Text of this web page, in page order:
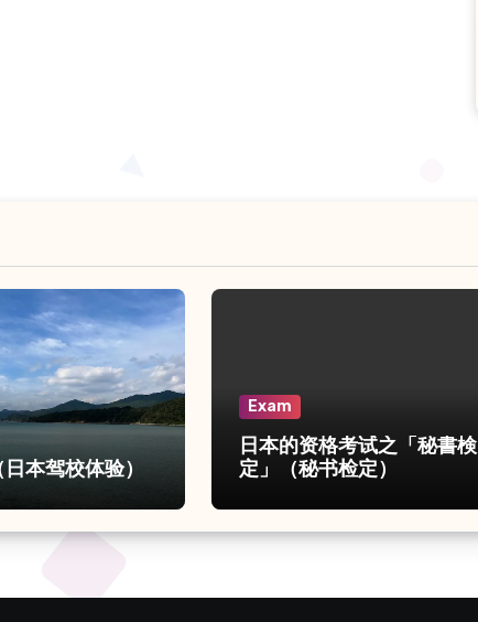
本驾校体验）
Exam
日本的资格考试之「秘書検
定」（秘书检定）